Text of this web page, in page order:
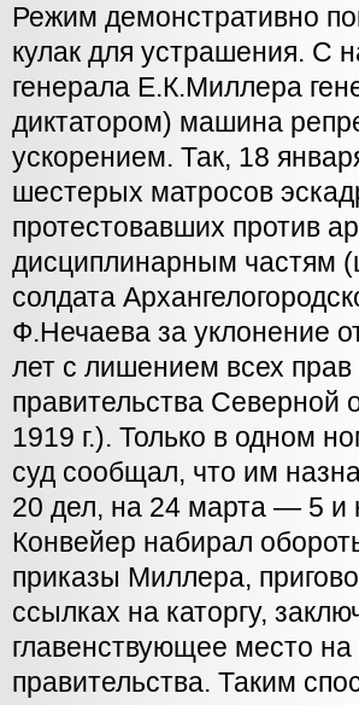
Режим демонстративно
кулак для устрашения. С
генерала Е.К.Миллера
диктатором) машина
ускорением. Так, 18
шестерых матросов
протестовавших против
дисциплинарным частям
солдата
Ф.Нечаева за уклонение
лет с лишением всех
правительства
1919 г.). Только в одном
суд сообщал, что им
20 дел, на 24 марта — 5
Конвейер набирал
приказы Миллера,
ссылках на каторгу,
главенствующее место
правительства. Таким